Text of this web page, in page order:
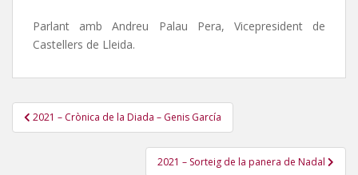
Parlant amb Andreu Palau Pera, Vicepresident de
Castellers de Lleida.
Navegació
d'entrades
2021 – Crònica de la Diada – Genis García
2021 – Sorteig de la panera de Nadal